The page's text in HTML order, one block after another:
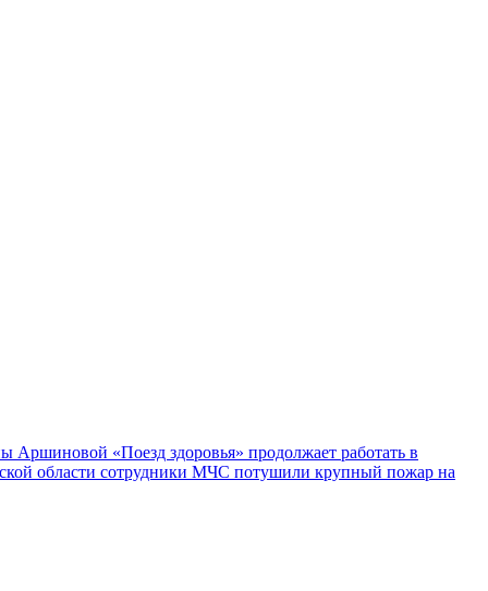
Аршиновой «Поезд здоровья» продолжает работать в
области сотрудники МЧС потушили крупный пожар на